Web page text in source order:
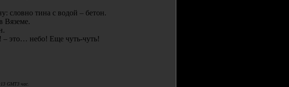
словно тина с водой – бетон.
Вяземе.
– это… небо! Еще чуть-чуть!
GMT3 час.